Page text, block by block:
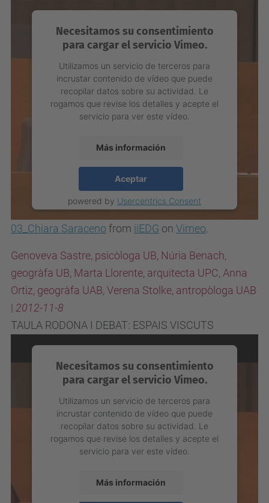
Necesitamos su consentimiento
para cargar el servicio Vimeo.
Utilizamos un servicio de terceros para
incrustar contenido de vídeo que puede
recopilar datos sobre su actividad. Le
rogamos que revise los detalles y acepte el
servicio para ver este vídeo.
Más información
Aceptar
powered by Usercentrics Consent
03_Chiara Saraceno from iiEDG on Vimeo
Genoveva Sastre, psicòloga UB, Núria Benach,
geogràfa UB, Marta Llorente, arquitecta UPC, Anna
Ortiz, geogràfa UAB, Verena Stolke, antropòloga UAB
| 2012-11-8
TAULA RODONA I DEBAT: ESPAIS VISCUTS
Necesitamos su consentimiento
para cargar el servicio Vimeo.
Utilizamos un servicio de terceros para
incrustar contenido de vídeo que puede
recopilar datos sobre su actividad. Le
rogamos que revise los detalles y acepte el
servicio para ver este vídeo.
Más información